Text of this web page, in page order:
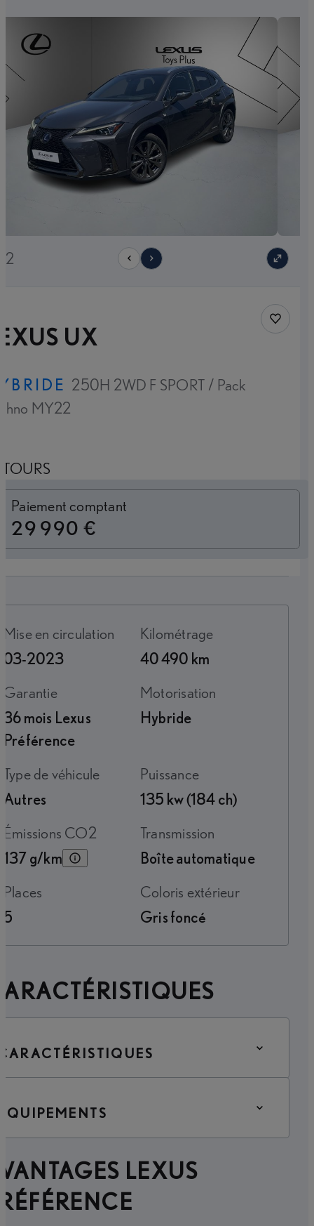
UX
250H 2WD F SPORT / Pack
MY22
TOURS
Paiement comptant
29 990 €
Mise en circulation
03-2023
Kilométrage
40 490 km
Garantie
36 mois Lexus
Préférence
Motorisation
Hybride
Type de véhicule
Autres
Puissance
135 kw (184 ch)
Émissions CO2
137 g/km
Transmission
Boîte automatique
Places
5
Coloris extérieur
Gris foncé
LEXUS